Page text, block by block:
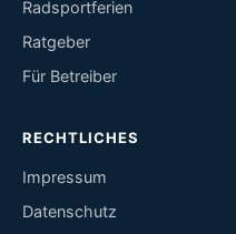
Radsportferien
Ratgeber
Für Betreiber
RECHTLICHES
Impressum
Datenschutz